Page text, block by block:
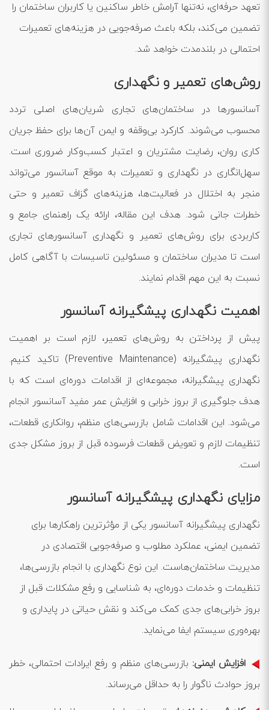
تعهد حرفه‌ای، نه‌تنها آرامش خاطر ساکنین یا کاربران ساختمان را
تضمین می‌کند، بلکه باعث صرفه‌جویی در هزینه‌های تعمیرات
احتمالی در بلندمدت خواهد شد.
روش‌های تعمیر و نگهداری
آسانسورها در ساختمان‌های تجاری شریان‌های اصلی تردد
محسوب می‌شوند. کارکرد بی‌وقفه و ایمن آن‌ها برای حفظ جریان
کاری روان، رضایت مشتریان و اعتبار کسب‌وکار ضروری است.
سهل‌انگاری در نگهداری و تعمیرات به موقع آسانسور می‌تواند
منجر به اختلال در فعالیت‌ها، هزینه‌های گزاف تعمیر و حتی
خطرات جانی شود. هدف این مقاله، ارائه یک راهنمای جامع و
کاربردی برای روش‌های تعمیر و نگهداری آسانسورهای تجاری
است تا مدیران ساختمان و مسئولین تاسیسات با آگاهی کامل
نسبت به این مهم اقدام نمایند.
اهمیت نگهداری پیشگیرانه آسانسور
پیش از پرداختن به روش‌های تعمیر، لازم است بر اهمیت
نگهداری پیشگیرانه (Preventive Maintenance) تاکید کنیم.
نگهداری پیشگیرانه، مجموعه‌ای از اقدامات دوره‌ای است که با
هدف جلوگیری از بروز خرابی و افزایش عمر مفید آسانسور انجام
می‌شود. این اقدامات شامل بازرسی‌های منظم، روانکاری قطعات،
تنظیمات لازم و تعویض قطعات فرسوده قبل از بروز مشکل جدی
است.
مزایای نگهداری پیشگیرانه آسانسور
نگهداری پیشگیرانه آسانسور یکی از مؤثرترین راهکارها برای
تضمین ایمنی، عملکرد مطلوب و صرفه‌جویی اقتصادی در
مدیریت ساختمان‌هاست. این نوع نگهداری با انجام بازرسی‌ها،
تنظیمات و خدمات دوره‌ای، به شناسایی و رفع مشکلات قبل از
بروز خرابی‌های جدی کمک می‌کند و نقش حیاتی در پایداری و
بهره‌وری سیستم ایفا می‌نماید.
افزایش ایمنی: بازرسی‌های منظم و رفع ایرادات احتمالی، خطر
بروز حوادث ناگوار را به حداقل می‌رساند.